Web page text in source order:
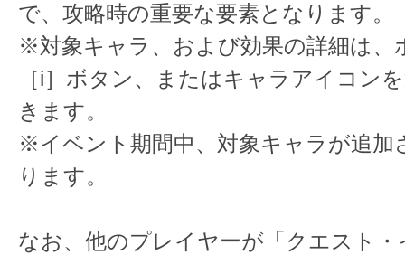
で、攻略時の重要な要素となります。
※対象キャラ、および効果の詳細は、
［i］ボタン、またはキャラアイコン
きます。
※イベント期間中、対象キャラが追加
ります。
なお、他のプレイヤーが「クエスト